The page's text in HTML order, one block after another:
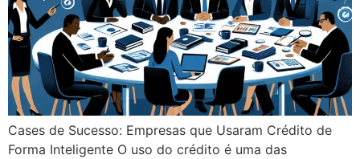
Cases de Sucesso: Empresas que Usaram Crédito de
Forma Inteligente O uso do crédito é uma das